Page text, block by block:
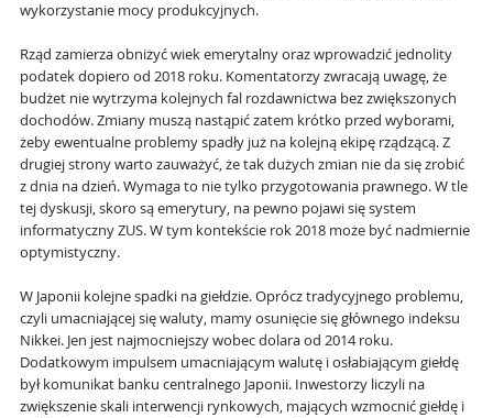
wykorzystanie mocy produkcyjnych.
Rząd zamierza obniżyć wiek emerytalny oraz wprowadzić jednolity
podatek dopiero od 2018 roku. Komentatorzy zwracają uwagę, że
budżet nie wytrzyma kolejnych fal rozdawnictwa bez zwiększonych
dochodów. Zmiany muszą nastąpić zatem krótko przed wyborami,
żeby ewentualne problemy spadły już na kolejną ekipę rządzącą. Z
drugiej strony warto zauważyć, że tak dużych zmian nie da się zrobić
z dnia na dzień. Wymaga to nie tylko przygotowania prawnego. W tle
tej dyskusji, skoro są emerytury, na pewno pojawi się system
informatyczny ZUS. W tym kontekście rok 2018 może być nadmiernie
optymistyczny.
W Japonii kolejne spadki na giełdzie. Oprócz tradycyjnego problemu,
czyli umacniającej się waluty, mamy osunięcie się głównego indeksu
Nikkei. Jen jest najmocniejszy wobec dolara od 2014 roku.
Dodatkowym impulsem umacniającym walutę i osłabiającym giełdę
był komunikat banku centralnego Japonii. Inwestorzy liczyli na
zwiększenie skali interwencji rynkowych, mających wzmocnić giełdę i